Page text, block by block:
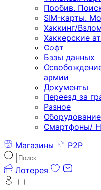
Пробив.
SIM-карты.
Хаккинг/Взлом
Хаккерские
Софт
Базы данных
армии
Документы
Переезд за
Разное
Смартфоны/
Магазины
P2P
Лотерея